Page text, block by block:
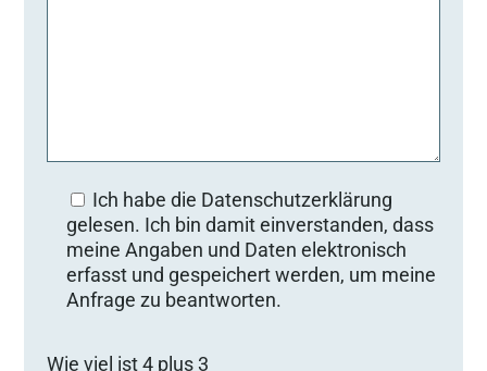
Ich habe die Datenschutzerklärung
gelesen. Ich bin damit einverstanden, dass
meine Angaben und Daten elektronisch
erfasst und gespeichert werden, um meine
Anfrage zu beantworten.
Wie viel ist 4 plus 3